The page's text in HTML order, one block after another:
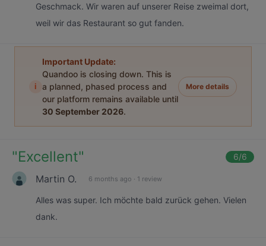
Geschmack. Wir waren auf unserer Reise zweimal dort,
weil wir das Restaurant so gut fanden.
i
Important Update:
Quandoo is closing down. This is
a planned, phased process and
our platform remains available until
30 September 2026.
More details
"Excellent" 6/6
Martin O. 6 months ago · 1 review
Alles was super. Ich möchte bald zurück gehen. Vielen
dank.